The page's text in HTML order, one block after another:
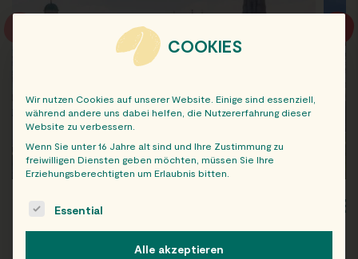
WIEN
COOKIES
Wir nutzen Cookies auf unserer Website. Einige sind essenziell,
während andere uns dabei helfen, die Nutzererfahrung dieser
Website zu verbessern.
Wenn Sie unter 16 Jahre alt sind und Ihre Zustimmung zu
freiwilligen Diensten geben möchten, müssen Sie Ihre
Erziehungsberechtigten um Erlaubnis bitten.
The following is a list of service groups for which consent
Essential
Alle akzeptieren